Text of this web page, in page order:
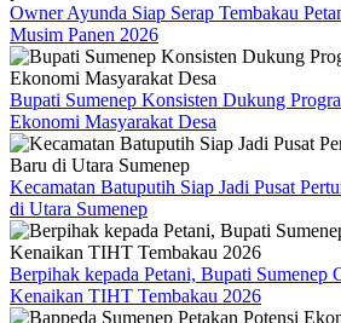
Owner Ayunda Siap Serap Tembakau
Musim Panen 2026
Bupati Sumenep Konsisten Dukung
Ekonomi Masyarakat Desa
Kecamatan Batuputih Siap Jadi Pusat
di Utara Sumenep
Berpihak kepada Petani, Bupati Sumenep
Kenaikan TIHT Tembakau 2026